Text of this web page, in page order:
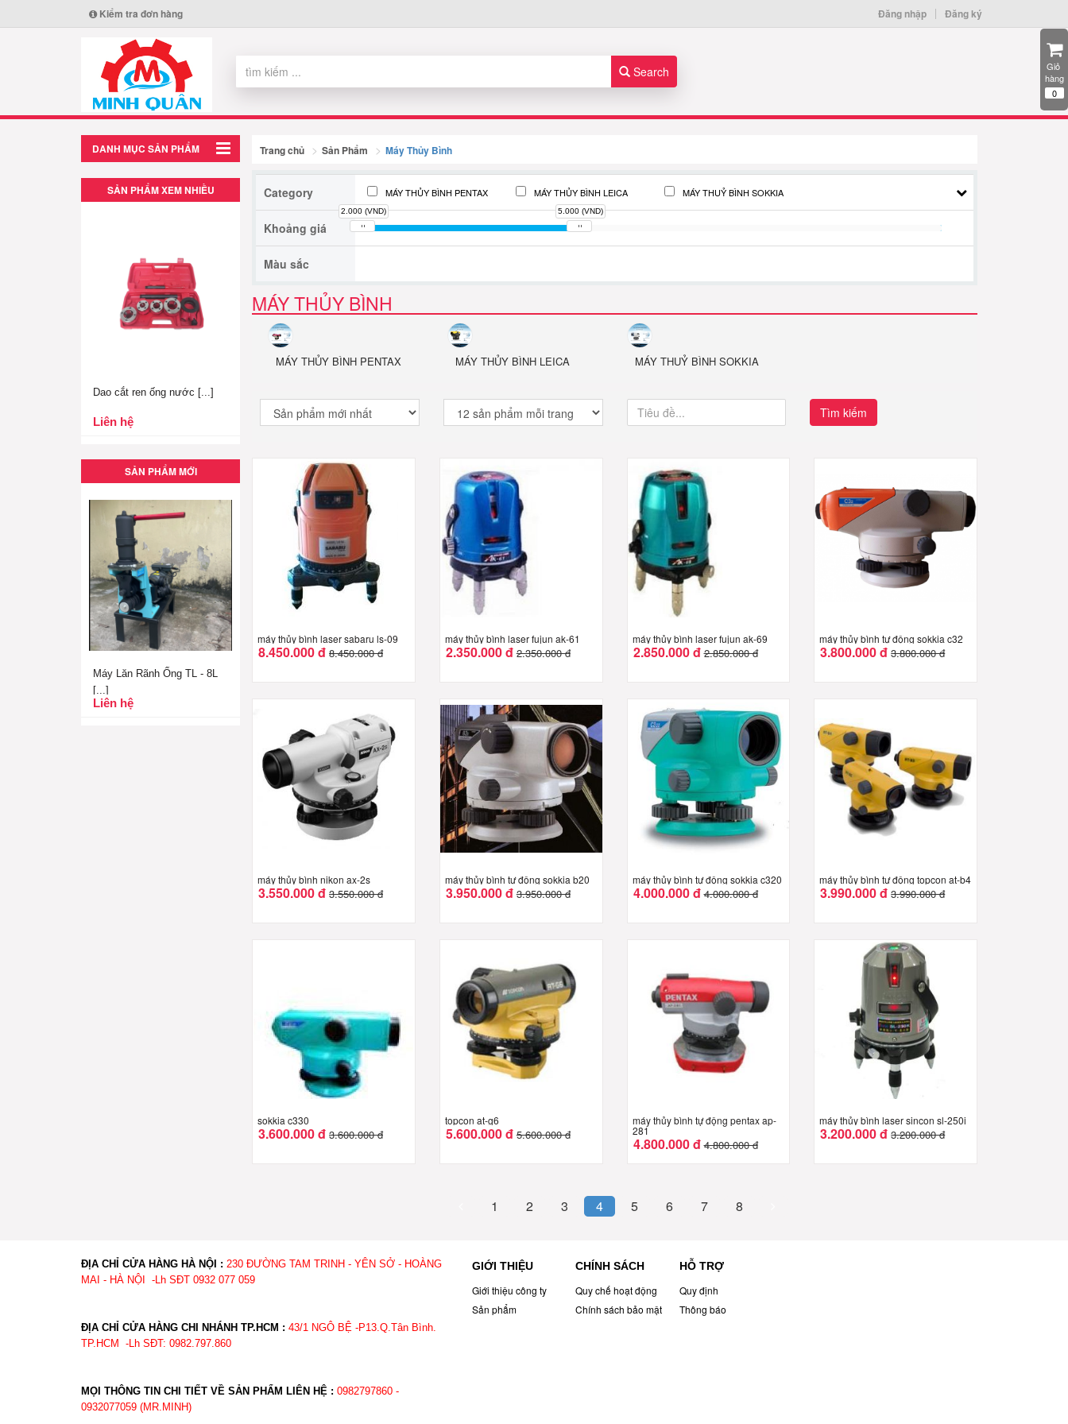
Kiểm tra đơn hàng Đăng nhập Đăng ký
Search
DANH MỤC SẢN PHẨM
SẢN PHẨM XEM NHIỀU
Dao cắt ren ống nước [...]
Liên hệ
SẢN PHẨM MỚI
Máy Lăn Rãnh Ống TL - 8L
[...]
Liên hệ
Trang chủ Sản Phẩm Máy Thủy Bình
Category MÁY THỦY BÌNH PENTAX MÁY THỦY BÌNH LEICA MÁY THUỶ BÌNH SOKKIA
Khoảng giá
2.000 (VND) 5.000 (VND)
Màu sắc
MÁY THỦY BÌNH
MÁY THỦY BÌNH PENTAX MÁY THỦY BÌNH LEICA MÁY THUỶ BÌNH SOKKIA
Tìm kiếm
máy thủy bình laser sabaru ls-09
8.450.000 đ 8.450.000 đ
máy thủy bình laser fujun ak-61
2.350.000 đ 2.350.000 đ
máy thủy bình laser fujun ak-69
2.850.000 đ 2.850.000 đ
máy thủy bình tự động sokkia c32
3.800.000 đ 3.800.000 đ
máy thủy bình nikon ax-2s
3.550.000 đ 3.550.000 đ
máy thủy bình tự động sokkia b20
3.950.000 đ 3.950.000 đ
máy thủy bình tự động sokkia c320
4.000.000 đ 4.000.000 đ
máy thủy bình tự động topcon at-b4
3.990.000 đ 3.990.000 đ
sokkia c330
3.600.000 đ 3.600.000 đ
topcon at-g6
5.600.000 đ 5.600.000 đ
máy thủy bình tự động pentax ap-
281
4.800.000 đ 4.800.000 đ
máy thủy bình laser sincon sl-250i
3.200.000 đ 3.200.000 đ
1 2 3 4 5 6 7 8
ĐỊA CHỈ CỬA HÀNG HÀ NỘI : 230 ĐƯỜNG TAM TRINH - YÊN SỞ - HOÀNG
MAI - HÀ NỘI -Lh SĐT 0932 077 059
ĐỊA CHỈ CỬA HÀNG CHI NHÁNH TP.HCM : 43/1 NGÔ BỆ -P13.Q.Tân Bình.
TP.HCM -Lh SĐT: 0982.797.860
MỌI THÔNG TIN CHI TIẾT VỀ SẢN PHẨM LIÊN HỆ : 0982797860 -
0932077059 (MR.MINH)
GIỚI THIỆU
Giới thiệu công ty
Sản phẩm
CHÍNH SÁCH
Quy chế hoạt động
Chính sách bảo mật
HỖ TRỢ
Quy định
Thông báo
Giỏ
hàng
0